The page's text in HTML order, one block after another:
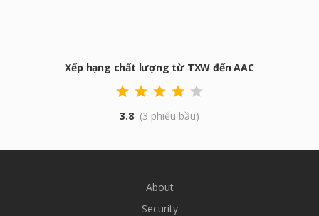
Xếp hạng chất lượng từ TXW đến AAC
3.8 (3 phiếu bầu)
About
Security